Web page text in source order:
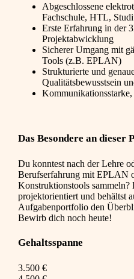
Abgeschlossene
Fachschule, HTL,
Erste Erfahrung in der
Projektabwicklung
Sicherer Umgang mit
Tools (z.B. EPLAN)
Strukturierte und
Qualitätsbewusstsein
Das Besondere an dieser
Du konntest nach der Lehre
Berufserfahrung mit EPLAN
Konstruktionstools sammeln?
projektorientiert und behältst
Aufgabenportfolio den
Bewirb dich noch heute!
Gehaltsspanne
3.500 €